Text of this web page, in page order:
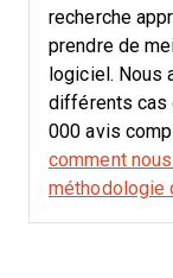
recherche
prendre de
logiciel. Nous
différents cas
000 avis
comment
méthodologie